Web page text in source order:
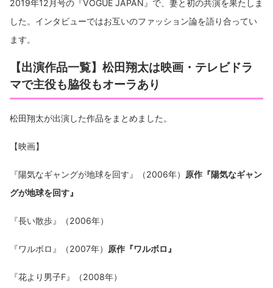
2019年12月号の『VOGUE JAPAN』で、妻と初の共演を果たしま
した。インタビューではお互いのファッション論を語り合ってい
ます。
【出演作品一覧】松田翔太は映画・テレビドラ
マで主役も脇役もオーラあり
松田翔太が出演した作品をまとめました。
【映画】
『陽気なギャングが地球を回す』（2006年） 原作『陽気なギャン
グが地球を回す』
『長い散歩』（2006年）
『ワルボロ』（2007年） 原作『ワルボロ』
『花より男子F』（2008年）